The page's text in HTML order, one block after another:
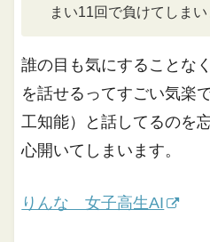
まい11回で負けてしまい
誰の目も気にすることな
を話せるってすごい気楽
工知能）と話してるのを
心開いてしまいます。
りんな 女子高生AI